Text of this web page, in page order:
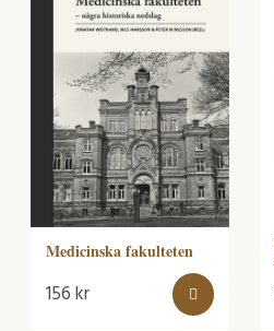
Medicinska fakulteten
156kr